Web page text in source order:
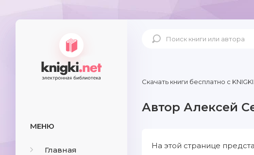
МЕНЮ
Главная
Скачать книги бесплатно c
Автор Алексей
На этой странице